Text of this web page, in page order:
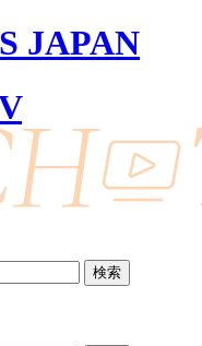
JAPAN